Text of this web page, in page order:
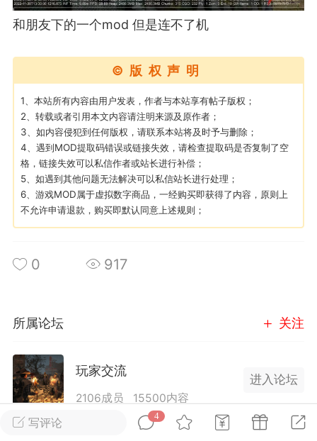
MOD下载 攻略教程 联机招募
大人
Lv.8
17:51
电脑端 其他&工具
杀 模组安装/管理工具v1.1.0 测试版发
WIN11
变得更简单不会手动查找目录？不
汉 写评论
4
和朋友下的一个mod 但是连不了机
©版权声明
1、本站所有内容由用户发表，作者与本站享有帖子版权；
2、转载或者引用本文内容请注明来源及原作者；
3、如内容侵犯到任何版权，请联系本站将及时予与删除；
4、遇到MOD提取码错误或链接失效，请检查提取码是否复制了空
格，链接失效可以私信作者或站长进行补偿；
5、如遇到其他问题无法解决可以私信站长进行处理；
6、游戏MOD属于虚拟数字商品，一经购买即获得了内容，原则上
不允许申请退款，购买即默认同意上述规则；
0 917
所属论坛 关注
玩家交流
2106成员 15500内容
进入论坛
为七日杀玩家提供交流、提问、分享平台。发帖请